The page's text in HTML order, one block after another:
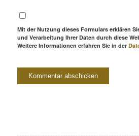
Mit der Nutzung dieses Formulars erklären
und Verarbeitung Ihrer Daten durch diese
Weitere Informationen erfahren Sie in der